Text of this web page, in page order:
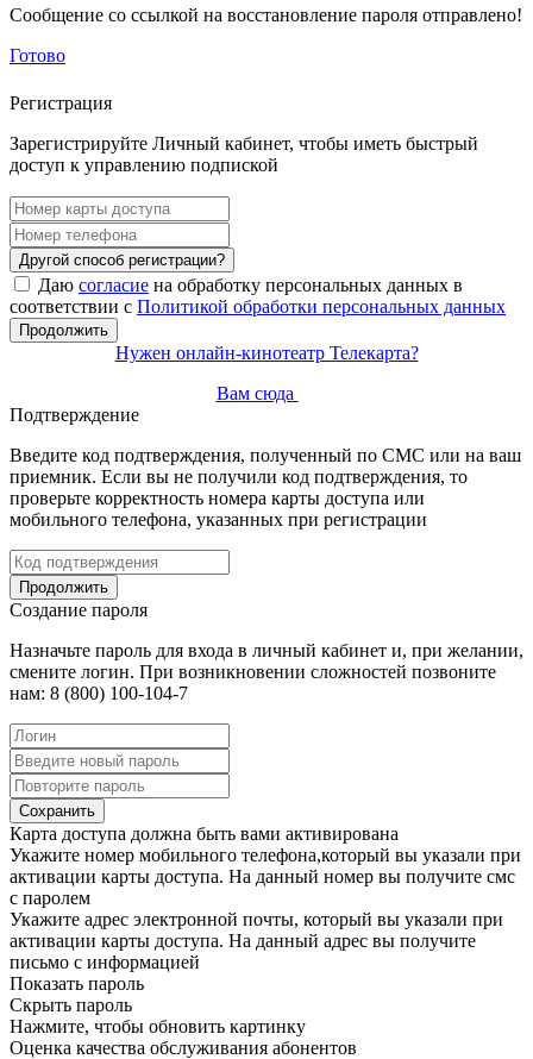
Сообщение со ссылкой на восстановление пароля отправлено!
Готово
Регистрация
Зарегистрируйте Личный кабинет, чтобы иметь быстрый
доступ к управлению подпиской
Другой способ регистрации?
Даю согласие на обработку персональных данных в
соответствии с Политикой обработки персональных данных
Продолжить
Нужен онлайн-кинотеатр Телекарта?
Вам сюда
Подтверждение
Введите код подтверждения, полученный по СМС или на ваш
приемник. Если вы не получили код подтверждения, то
проверьте корректность номера карты доступа или
мобильного телефона, указанных при регистрации
Продолжить
Создание пароля
Назначьте пароль для входа в личный кабинет и, при желании,
смените логин. При возникновении сложностей позвоните
нам: 8 (800) 100-104-7
Сохранить
Карта доступа должна быть вами активирована
Укажите номер мобильного телефона,который вы указали при
активации карты доступа. На данный номер вы получите смс
с паролем
Укажите адрес электронной почты, который вы указали при
активации карты доступа. На данный адрес вы получите
письмо с информацией
Показать пароль
Скрыть пароль
Нажмите, чтобы обновить картинку
Оценка качества обслуживания абонентов